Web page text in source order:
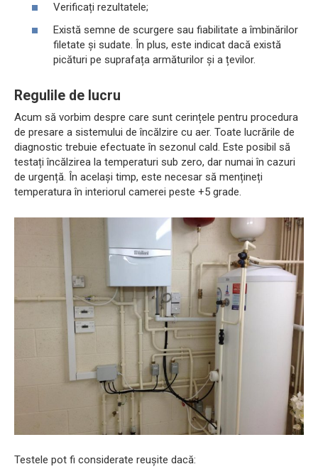
Verificați rezultatele;
Există semne de scurgere sau fiabilitate a îmbinărilor
filetate și sudate. În plus, este indicat dacă există
picături pe suprafața armăturilor și a țevilor.
Regulile de lucru
Acum să vorbim despre care sunt cerințele pentru procedura
de presare a sistemului de încălzire cu aer. Toate lucrările de
diagnostic trebuie efectuate în sezonul cald. Este posibil să
testați încălzirea la temperaturi sub zero, dar numai în cazuri
de urgență. În același timp, este necesar să mențineți
temperatura în interiorul camerei peste +5 grade.
Testele pot fi considerate reușite dacă: